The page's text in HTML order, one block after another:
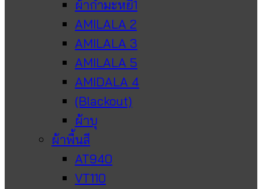
ผ้ากำมะหยี่1
AMILALA 2
AMILALA 3
AMILALA 5
AMIDALA 4
(Blackout)
ผ้าบุ
ผ้าพื้นสี
AT940
VT110